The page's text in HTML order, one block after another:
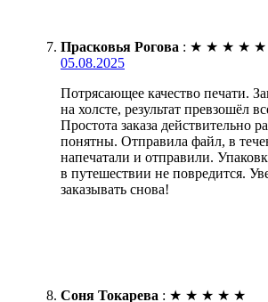
Прасковья Рогова : ★ ★ ★ ★ ★
05.08.2025
Потрясающее качество печати.
на холсте, результат превзошёл
Простота заказа действительно
понятны. Отправила файл, в
напечатали и отправили.
в путешествии не повредится.
заказывать снова!
Соня Токарева : ★ ★ ★ ★ ★